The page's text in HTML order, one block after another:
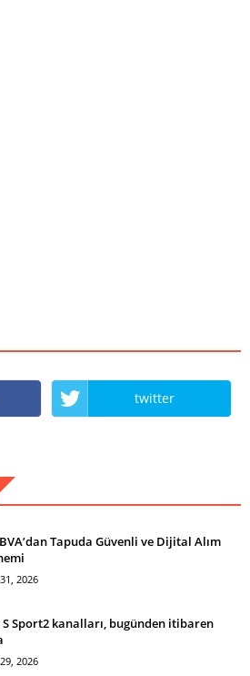
twitter
Tapuda Güvenli ve Dijital Alım
2026
S Sport2 kanalları, bugünden itibaren
2026